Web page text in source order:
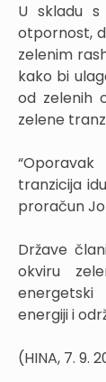
U skladu
otpornost,
zelenim
kako bi
od zelenih
zelene
tranzicija
proračun
Države
okviru
energiji i
(HINA, 7. 9.